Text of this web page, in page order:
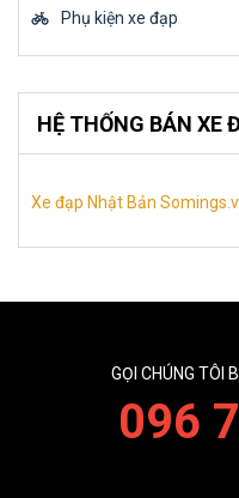
Phụ kiện xe đạp
HỆ THỐNG BÁN XE
Xe đạp Nhật Bản
GỌI CHÚNG TÔI
096